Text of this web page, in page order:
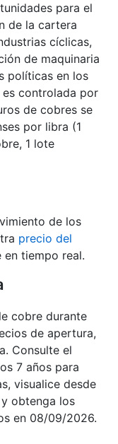
para el
de la cartera
cíclicas,
de maquinaria
políticas en los
es controlada por
de cobres se
por libra (1
1 lote
de los
precio del
tiempo real.
cobre durante
de apertura,
Consulte el
7 años para
visualice desde
obtenga los
en 08/09/2026.